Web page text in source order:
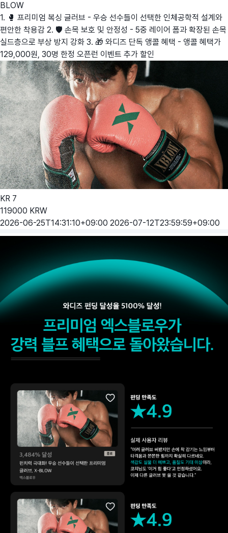
BLOW
1. 🥊 프리미엄 복싱 글러브 - 우승 선수들이 선택한 인체공학적 설계와
편안한 착용감 2. 🛡️ 손목 보호 및 안정성 - 5중 레이어 폼과 확장된 손목
실드층으로 부상 방지 강화 3. 🎁 와디즈 단독 앵콜 혜택 - 앵콜 혜택가
129,000원, 30명 한정 오픈런 이벤트 추가 할인
KR 7
119000 KRW
2026-06-25T14:31:10+09:00 2026-07-12T23:59:59+09:00